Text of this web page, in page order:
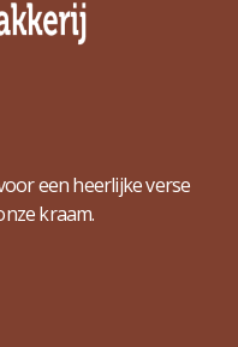
een heerlijke verse
kraam.